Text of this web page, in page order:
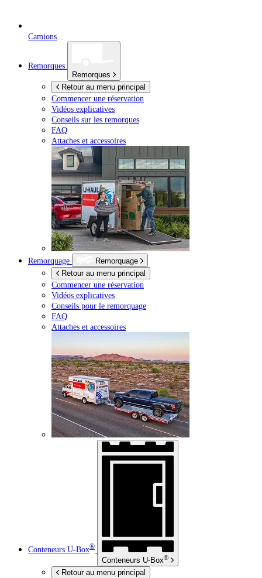
Camions
Remorques
Remorques
Retour au menu principal
Commencer une réservation
Vidéos explicatives
Conseils sur les remorques
FAQ
Attaches et accessoires
Remorquage
Remorquage
Retour au menu principal
Commencer une réservation
Vidéos explicatives
Conseils pour le remorquage
FAQ
Attaches et accessoires
Conteneurs U-Box®
Conteneurs U-Box®
Retour au menu principal